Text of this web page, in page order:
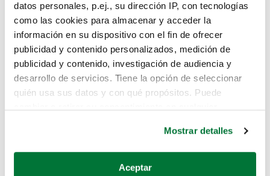
datos personales, p.ej., su dirección IP, con tecnologías
como las cookies para almacenar y acceder la
información en su dispositivo con el fin de ofrecer
publicidad y contenido personalizados, medición de
publicidad y contenido, investigación de audiencia y
desarrollo de servicios. Tiene la opción de seleccionar
quién usa sus datos y con qué propósitos. Puede
Si lo permite, también quisiéramos:
Mostrar detalles
Aceptar
Lo sentimos, no sabemos como
te hemos traido hasta aquí.
Pero puedes encontrar el coche que estás
buscando en alguno de estos enlaces:
Coches de segunda mano